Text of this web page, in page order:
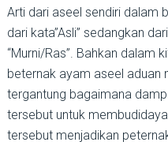
Arti dari aseel sendiri dalam
dari kata”Asli” sedangkan
“Murni/Ras”. Bahkan dalam
beternak ayam aseel aduan
tergantung bagaimana
tersebut untuk
tersebut menjadikan